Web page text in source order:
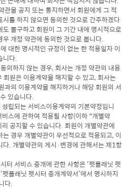
을 공지 또는 통지하면서 회원에게 그 적
를 하지 않으면 동의한 것으로 간주하겠다
불구하고 회원이 그 기간 내에 명시적으로
개정 약관에 동의한 것으로 봅니다.
대한 명시적인 규정이 없는 한 적용일자 이
니다.
의하지 않는 경우, 회사는 개정 약관의 내용
원은 이용계약을 해지할 수 있고, 회사는
과의 이용계약을 해지하거나 해당 회원의 서
있습니다.
립되는 서비스이용계약의 기본약정입니
스에 관하여 적용될 사항(이하 "개별약
공지할 수 있습니다. 회원이 개별약관에
경우 개별약관이 우선적으로 적용되고, 이
다. 개별약관의 게시·변경에 관해서는 제1항
터 서비스 중개에 관한 사항은 ‘펫플래닛 펫
펫플래닛 펫시터 중개계약서’에서 명시하지
다.